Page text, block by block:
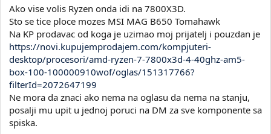
Ako vise volis Ryzen onda idi na 7800X3D.
Sto se tice ploce mozes MSI MAG B650 Tomahawk
Na KP prodavac od koga je uzimao moj prijatelj i pouzdan je
https://novi.kupujemprodajem.com/kompjuteri-
desktop/procesori/amd-ryzen-7-7800x3d-4-40ghz-am5-
box-100-100000910wof/oglas/151317766?
filterId=2072647199
Ne mora da znaci ako nema na oglasu da nema na stanju,
posalji mu upit u jednoj poruci na DM za sve komponente sa
spiska.